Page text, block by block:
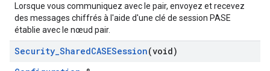
Lorsque vous communiquez avec le pair, envoyez et recevez
des messages chiffrés à l'aide d'une clé de session PASE
établie avec le nœud pair.
Security_SharedCASESession(void)